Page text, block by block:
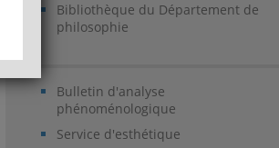
Bibliothèque du Département de
philosophie
Bulletin d'analyse
phénoménologique
Service d'esthétique